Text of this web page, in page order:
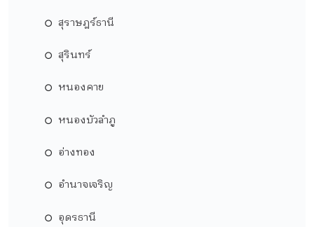
สุราษฎร์ธานี
สุรินทร์
หนองคาย
หนองบัวลำภู
อ่างทอง
อำนาจเจริญ
อุดรธานี